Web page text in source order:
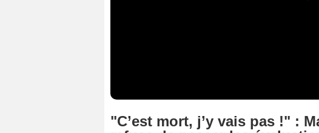
"C’est mort, j’y vais pas !" :